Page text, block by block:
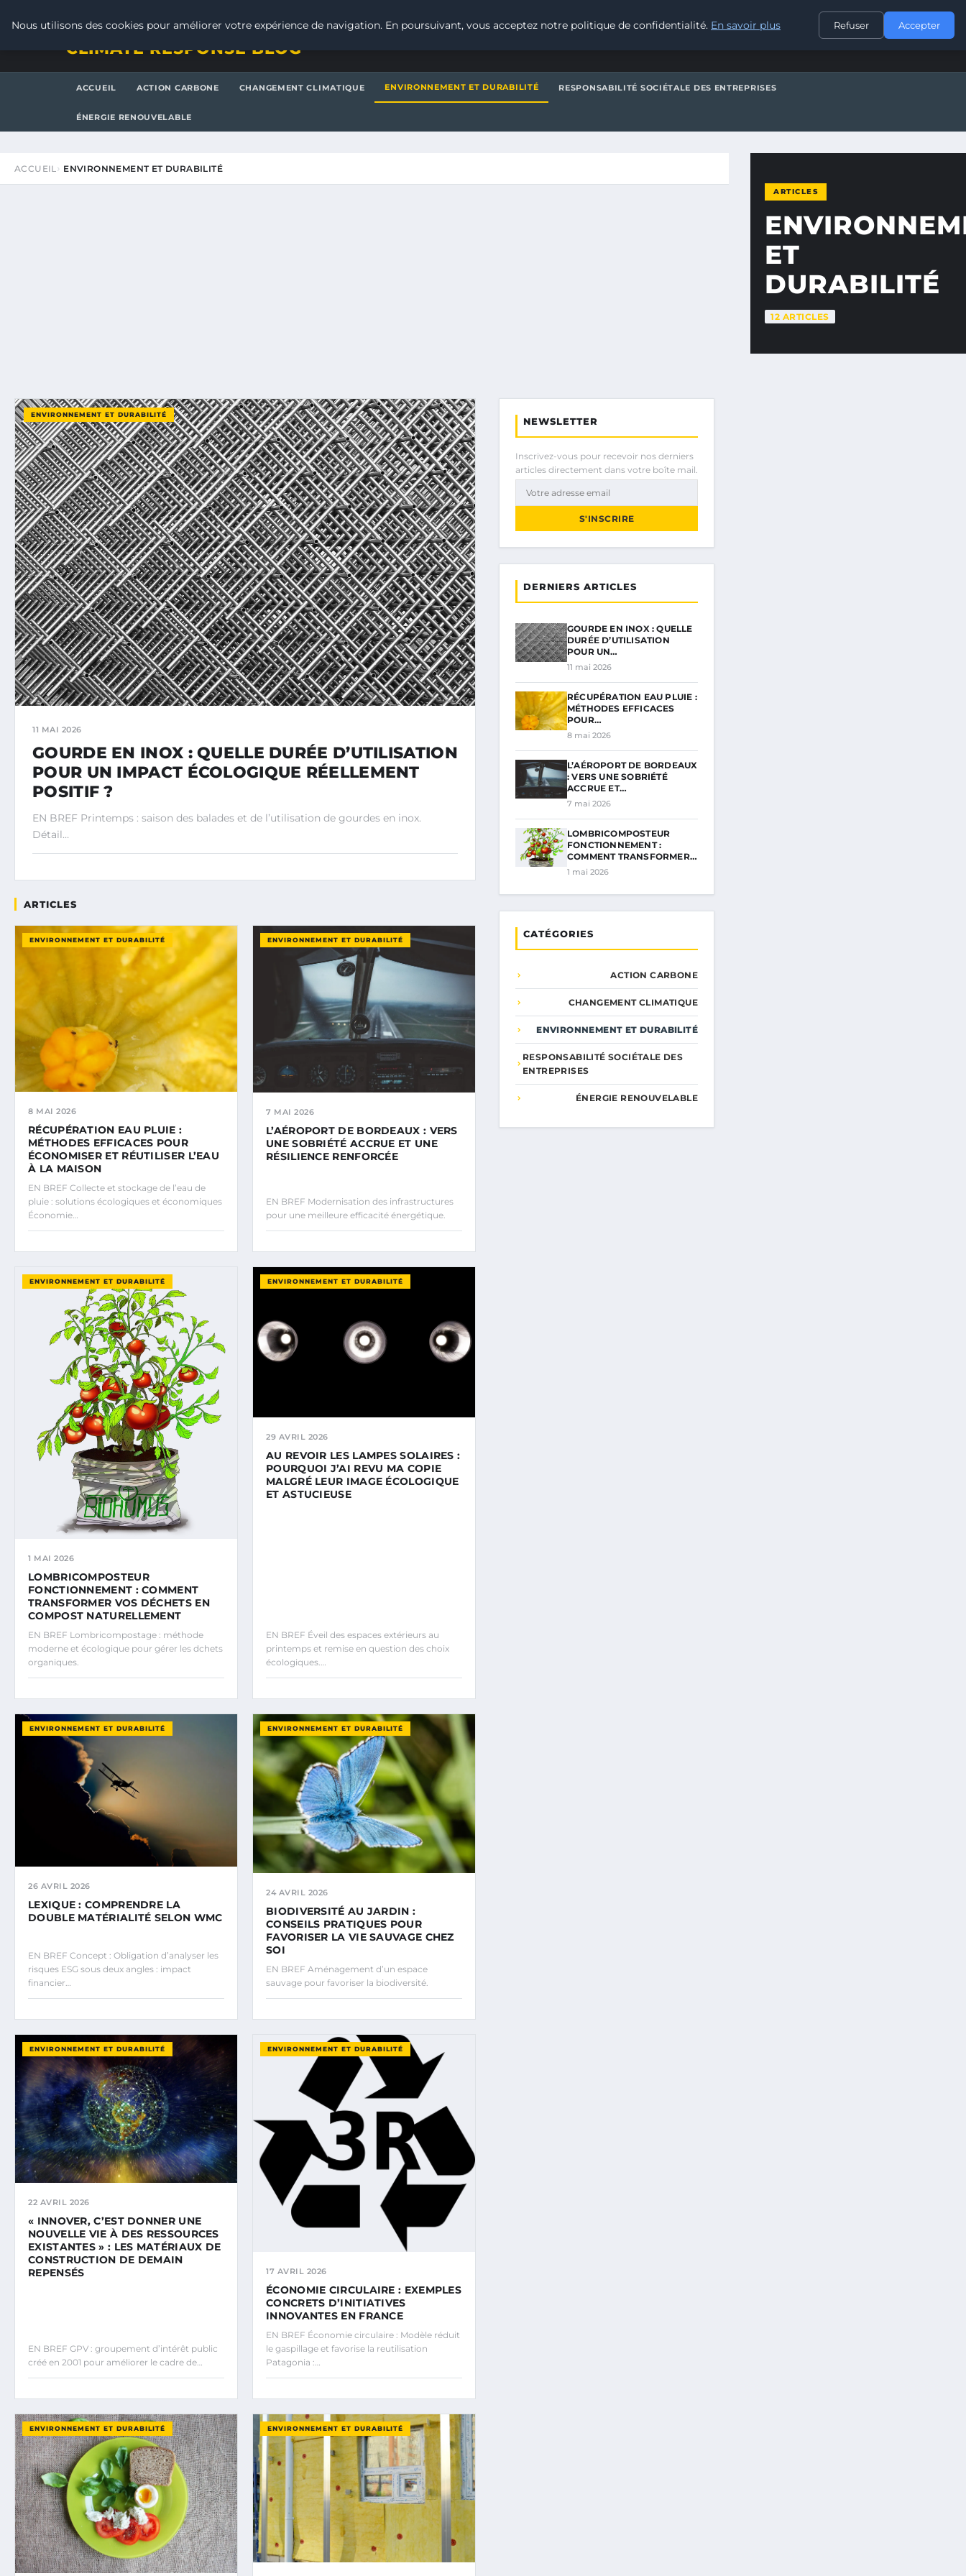
CONTACT
CLIMATE RESPONSE BLOG
ACCUEIL ACTION CARBONE CHANGEMENT CLIMATIQUE ENVIRONNEMENT ET DURABILITÉ RESPONSABILITÉ SOCIÉTALE DES ENTREPRISES
ÉNERGIE RENOUVELABLE
ACCUEIL ENVIRONNEMENT ET DURABILITÉ
ARTICLES
ET
DURABILITÉ
12 ARTICLES
ENVIRONNEMENT ET DURABILITÉ
11 MAI 2026
GOURDE EN INOX : QUELLE DURÉE D’UTILISATION
POUR UN IMPACT ÉCOLOGIQUE RÉELLEMENT
POSITIF ?
EN BREF Printemps : saison des balades et de l’utilisation de gourdes en inox.
Détail…
ARTICLES
ENVIRONNEMENT ET DURABILITÉ
8 MAI 2026
RÉCUPÉRATION EAU PLUIE :
MÉTHODES EFFICACES POUR
ÉCONOMISER ET RÉUTILISER L’EAU
À LA MAISON
EN BREF Collecte et stockage de l’eau de
pluie : solutions écologiques et économiques
Économie…
ENVIRONNEMENT ET DURABILITÉ
7 MAI 2026
L’AÉROPORT DE BORDEAUX : VERS
UNE SOBRIÉTÉ ACCRUE ET UNE
RÉSILIENCE RENFORCÉE
EN BREF Modernisation des infrastructures
pour une meilleure efficacité énergétique.
ENVIRONNEMENT ET DURABILITÉ
1 MAI 2026
LOMBRICOMPOSTEUR
FONCTIONNEMENT : COMMENT
TRANSFORMER VOS DÉCHETS EN
COMPOST NATURELLEMENT
EN BREF Lombricompostage : méthode
moderne et écologique pour gérer les dchets
organiques.
ENVIRONNEMENT ET DURABILITÉ
29 AVRIL 2026
AU REVOIR LES LAMPES SOLAIRES :
POURQUOI J’AI REVU MA COPIE
MALGRÉ LEUR IMAGE ÉCOLOGIQUE
ET ASTUCIEUSE
EN BREF Éveil des espaces extérieurs au
printemps et remise en question des choix
écologiques.…
ENVIRONNEMENT ET DURABILITÉ
26 AVRIL 2026
LEXIQUE : COMPRENDRE LA
DOUBLE MATÉRIALITÉ SELON WMC
EN BREF Concept : Obligation d’analyser les
risques ESG sous deux angles : impact
financier…
ENVIRONNEMENT ET DURABILITÉ
24 AVRIL 2026
BIODIVERSITÉ AU JARDIN :
CONSEILS PRATIQUES POUR
FAVORISER LA VIE SAUVAGE CHEZ
SOI
EN BREF Aménagement d’un espace
sauvage pour favoriser la biodiversité.
ENVIRONNEMENT ET DURABILITÉ
22 AVRIL 2026
« INNOVER, C’EST DONNER UNE
NOUVELLE VIE À DES RESSOURCES
EXISTANTES » : LES MATÉRIAUX DE
CONSTRUCTION DE DEMAIN
REPENSÉS
EN BREF GPV : groupement d’intérêt public
créé en 2001 pour améliorer le cadre de…
ENVIRONNEMENT ET DURABILITÉ
17 AVRIL 2026
ÉCONOMIE CIRCULAIRE : EXEMPLES
CONCRETS D’INITIATIVES
INNOVANTES EN FRANCE
EN BREF Économie circulaire : Modèle réduit
le gaspillage et favorise la reutilisation
Patagonia :…
ENVIRONNEMENT ET DURABILITÉ ENVIRONNEMENT ET DURABILITÉ
NEWSLETTER
Inscrivez-vous pour recevoir nos derniers
articles directement dans votre boîte mail.
S'INSCRIRE
DERNIERS ARTICLES
GOURDE EN INOX : QUELLE
DURÉE D’UTILISATION
POUR UN…
11 mai 2026
RÉCUPÉRATION EAU PLUIE :
MÉTHODES EFFICACES
POUR…
8 mai 2026
L’AÉROPORT DE BORDEAUX
: VERS UNE SOBRIÉTÉ
ACCRUE ET…
7 mai 2026
LOMBRICOMPOSTEUR
FONCTIONNEMENT :
COMMENT TRANSFORMER…
1 mai 2026
CATÉGORIES
ACTION CARBONE
CHANGEMENT CLIMATIQUE
ENVIRONNEMENT ET DURABILITÉ
RESPONSABILITÉ SOCIÉTALE DES
ENTREPRISES
ÉNERGIE RENOUVELABLE
Nous utilisons des cookies pour améliorer votre expérience de navigation. En poursuivant, vous acceptez notre politique de confidentialité. En savoir plus Refuser Accepter